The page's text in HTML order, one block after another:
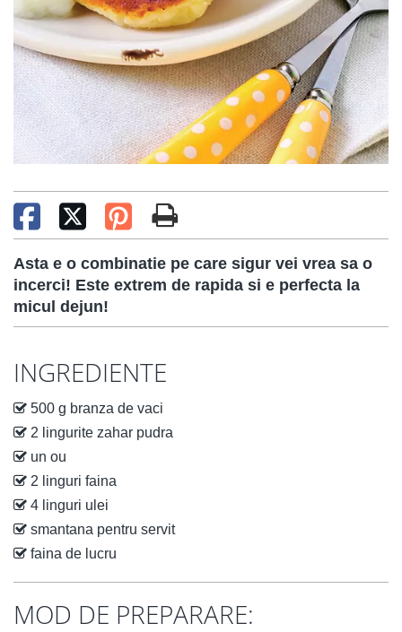
Asta e o combinatie pe care sigur vei vrea sa o
incerci! Este extrem de rapida si e perfecta la
micul dejun!
INGREDIENTE
500 g branza de vaci
2 lingurite zahar pudra
un ou
2 linguri faina
4 linguri ulei
smantana pentru servit
faina de lucru
MOD DE PREPARARE: